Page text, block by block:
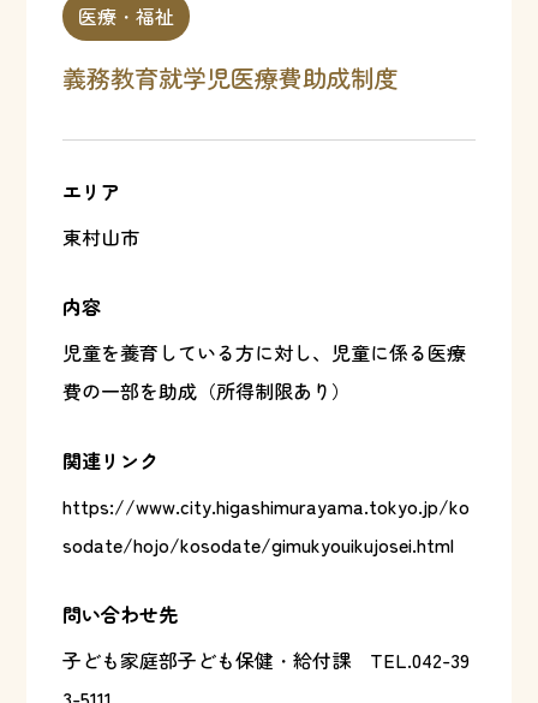
医療・福祉
義務教育就学児医療費助成制度
エリア
東村山市
内容
児童を養育している方に対し、児童に係る医療
費の一部を助成（所得制限あり）
関連リンク
https://www.city.higashimurayama.tokyo.jp/ko
sodate/hojo/kosodate/gimukyouikujosei.html
問い合わせ先
子ども家庭部子ども保健・給付課 TEL.042-39